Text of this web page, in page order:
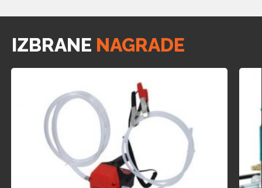
IZBRANE NAGRADE